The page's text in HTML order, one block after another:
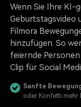
Wenn Sie Ihre KI-
Geburtstagsvideo
Filmora
hinzufügen. So
feiernde
Clip für Social
Sanfte
oder Konfetti mehr